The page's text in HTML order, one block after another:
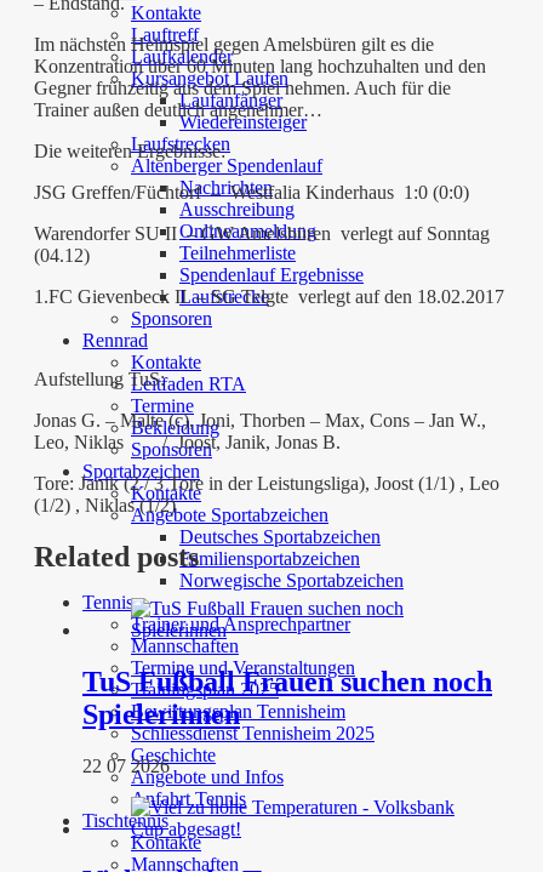
Kontakte
Lauftreff
Laufkalender
Kursangebot Laufen
Laufanfänger
Wiedereinsteiger
Laufstrecken
Altenberger Spendenlauf
Nachrichten
Ausschreibung
Onlineanmeldung
Teilnehmerliste
Spendenlauf Ergebnisse
Laufstrecke
Sponsoren
Rennrad
Kontakte
Leitfaden RTA
Termine
Bekleidung
Sponsoren
Sportabzeichen
Kontakte
Angebote Sportabzeichen
Deutsches Sportabzeichen
Familiensportabzeichen
Norwegische Sportabzeichen
Tennis
Trainer und Ansprechpartner
Mannschaften
Termine und Veranstaltungen
Trainingsplan 2025
Bewirtungsplan Tennisheim
Schliessdienst Tennisheim 2025
Geschichte
Angebote und Infos
Anfahrt Tennis
Tischtennis
Kontakte
Mannschaften
Im nächsten Heimspiel gegen Amelsbüren gilt es die
Konzentration über 60 Minuten lang hochzuhalten und den
Gegner frühzeitig aus dem Spiel nehmen. Auch für die
Trainer außen deutlich angenehmer…
Die weiteren Ergebnisse:
JSG Greffen/Füchtorf – Westfalia Kinderhaus 1:0 (0:0)
Warendorfer SU II – GW Amelsbüren verlegt auf Sonntag
(04.12)
1.FC Gievenbeck II – SG Telgte verlegt auf den 18.02.2017
Aufstellung TuS:
Jonas G. – Malte (c), Joni, Thorben – Max, Cons – Jan W.,
Leo, Niklas / Joost, Janik, Jonas B.
Tore: Janik (2 / 3 Tore in der Leistungsliga), Joost (1/1) , Leo
(1/2) , Niklas (1/2)
Related posts
TuS Fußball Frauen suchen noch
Spielerinnen
22 07 2026